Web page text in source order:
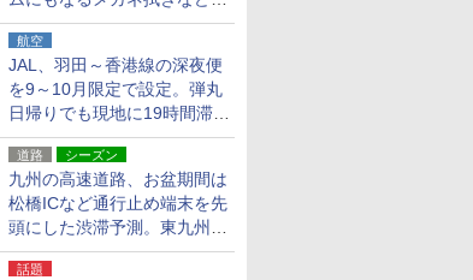
貨24種
航空
JAL、羽田～香港線の深夜便
を9～10月限定で設定。弾丸
日帰りでも現地に19時間滞在
できる
道路 シーズン
九州の高速道路、お盆期間は
松橋ICなど通行止め端末を先
頭にした渋滞予測。東九州道
への迂回は料金調整を実施
話題